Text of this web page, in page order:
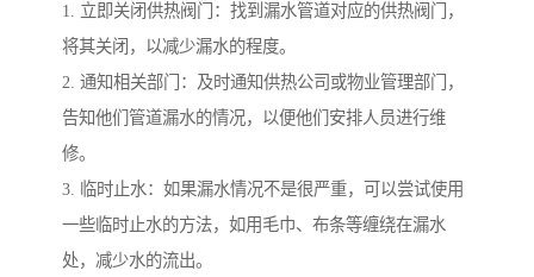
1. 立即关闭供热阀门：找到漏水管道对应的供热阀门，
将其关闭，以减少漏水的程度。
2. 通知相关部门：及时通知供热公司或物业管理部门，
告知他们管道漏水的情况，以便他们安排人员进行维
修。
3. 临时止水：如果漏水情况不是很严重，可以尝试使用
一些临时止水的方法，如用毛巾、布条等缠绕在漏水
处，减少水的流出。